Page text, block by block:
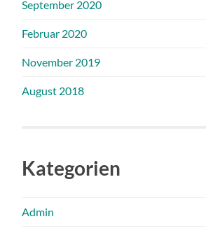
September 2020
Februar 2020
November 2019
August 2018
Kategorien
Admin